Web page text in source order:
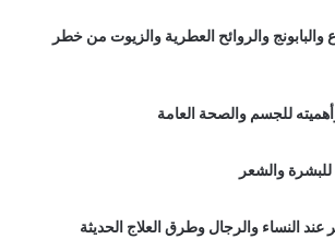
والبابونج والروائح العطرية والزيوت من خطر
والشعر
النساء والرجال وطرق العلاج الحديثة